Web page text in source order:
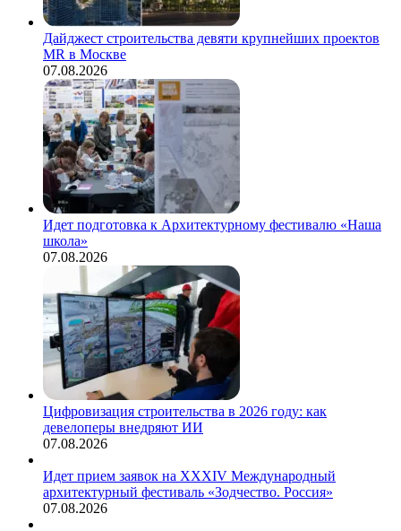
Дайджест строительства девяти крупнейших проектов
MR в Москве
07.08.2026
Идет подготовка к Архитектурному фестивалю «Наша
школа»
07.08.2026
Цифровизация строительства в 2026 году: как
девелоперы внедряют ИИ
07.08.2026
Идет прием заявок на XXXIV Международный
архитектурный фестиваль «Зодчество. Россия»
07.08.2026